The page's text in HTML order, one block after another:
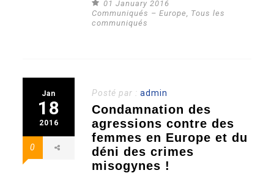
01 January 2016
Communiqués – Europe
Tous les
communiqués
Jan
18
2016
0
Posté par :admin
Condamnation des
agressions contre des
femmes en Europe et du
déni des crimes
misogynes !